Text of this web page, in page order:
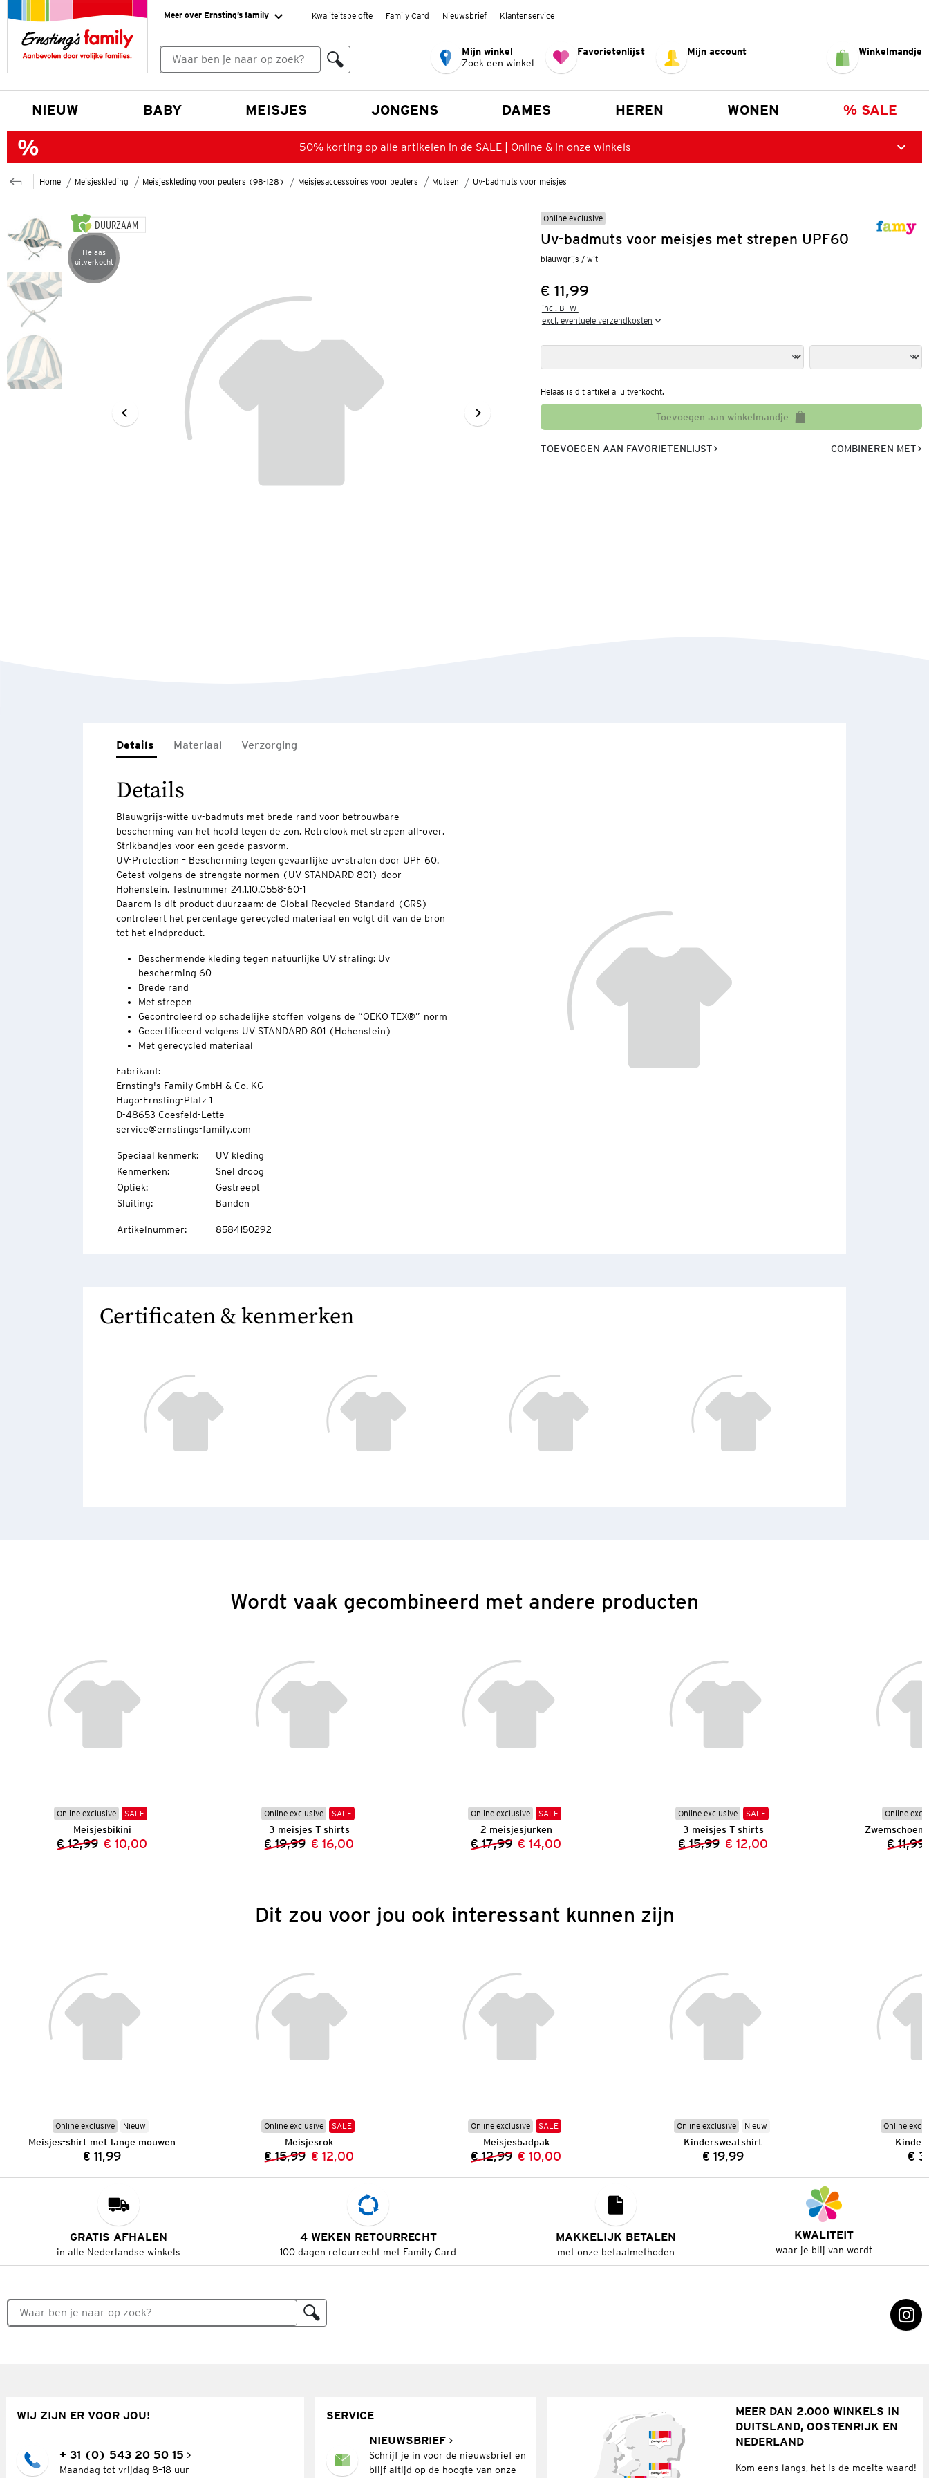
Meer over Ernsting’s family Kwaliteitsbelofte Family Card Nieuwsbrief Klantenservice
Mijn winkel
Zoek een winkel
Favorietenlijst Mijn account Winkelmandje
NIEUW BABY MEISJES JONGENS DAMES HEREN WONEN % SALE
50% korting op alle artikelen in de SALE | Online & in onze winkels
Home Meisjeskleding Meisjeskleding voor peuters (98-128) Meisjesaccessoires voor peuters Mutsen Uv-badmuts voor meisjes
DUURZAAM
Artikel helaas uitverkocht
Helaas
uitverkocht
Online exclusive
Uv-badmuts voor meisjes met strepen UPF60
blauwgrijs / wit
Prijs:
€ 11,99
incl. BTW
excl. eventuele verzendkosten
Helaas is dit artikel al uitverkocht.
Toevoegen aan winkelmandje
TOEVOEGEN AAN FAVORIETENLIJST COMBINEREN MET
Details Materiaal Verzorging
Details
Blauwgrijs-witte uv-badmuts met brede rand voor betrouwbare
bescherming van het hoofd tegen de zon. Retrolook met strepen all-over.
Strikbandjes voor een goede pasvorm.
UV-Protection – Bescherming tegen gevaarlijke uv-stralen door UPF 60.
Getest volgens de strengste normen (UV STANDARD 801) door
Hohenstein. Testnummer 24.1.10.0558-60-1
Daarom is dit product duurzaam: de Global Recycled Standard (GRS)
controleert het percentage gerecycled materiaal en volgt dit van de bron
tot het eindproduct.
Beschermende kleding tegen natuurlijke UV-straling: Uv-
bescherming 60
Brede rand
Met strepen
Gecontroleerd op schadelijke stoffen volgens de “OEKO-TEX®”-norm
Gecertificeerd volgens UV STANDARD 801 (Hohenstein)
Met gerecycled materiaal
Fabrikant:
Ernsting's Family GmbH & Co. KG
Hugo-Ernsting-Platz 1
D-48653 Coesfeld-Lette
service@ernstings-family.com
Speciaal kenmerk:
UV-kleding
Kenmerken:
Snel droog
Optiek:
Gestreept
Sluiting: Banden
Artikelnummer: 8584150292
Certificaten & kenmerken
Wordt vaak gecombineerd met andere producten
Online exclusive SALE
Meisjesbikini
Vorige prijs:
€ 12,99 Nieuwe prijs:
€ 10,00
Online exclusive SALE
3 meisjes T-shirts
Vorige prijs:
€ 19,99 Nieuwe prijs:
€ 16,00
Online exclusive SALE
2 meisjesjurken
Vorige prijs:
€ 17,99 Nieuwe prijs:
€ 14,00
Online exclusive SALE
3 meisjes T-shirts
Vorige prijs:
€ 15,99 Nieuwe prijs:
€ 12,00
Online
€ 11,99
Dit zou voor jou ook interessant kunnen zijn
Online exclusive Nieuw
Meisjes-shirt met lange mouwen
Prijs:
€ 11,99
Online exclusive SALE
Meisjesrok
Vorige prijs:
€ 15,99 Nieuwe prijs:
€ 12,00
Online exclusive SALE
Meisjesbadpak
Vorige prijs:
€ 12,99 Nieuwe prijs:
€ 10,00
Online exclusive Nieuw
Kindersweatshirt
Prijs:
€ 19,99
Online
€
GRATIS AFHALEN
in alle Nederlandse winkels
4 WEKEN RETOURRECHT
100 dagen retourrecht met Family Card
MAKKELIJK BETALEN
met onze betaalmethoden
KWALITEIT
waar je blij van wordt
WIJ ZIJN ER VOOR JOU!
+ 31 (0) 543 20 50 15
Maandag tot vrijdag 8–18 uur
SERVICE
NIEUWSBRIEF
Schrijf je in voor de nieuwsbrief en
blijf altijd op de hoogte van onze
MEER DAN 2.000 WINKELS IN
DUITSLAND, OOSTENRIJK EN
NEDERLAND
Kom eens langs, het is de moeite waard!